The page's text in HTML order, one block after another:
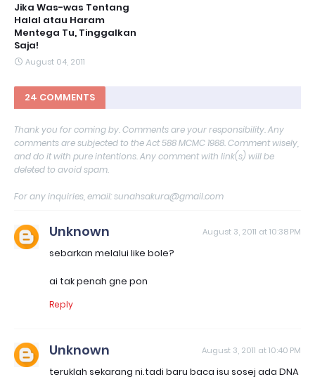
Jika Was-was Tentang
Halal atau Haram
Mentega Tu, Tinggalkan
Saja!
August 04, 2011
24 COMMENTS
Thank you for coming by. Comments are your responsibility. Any
comments are subjected to the Act 588 MCMC 1988. Comment wisely,
and do it with pure intentions. Any comment with link(s) will be
deleted to avoid spam.
For any inquiries, email: sunahsakura@gmail.com
Unknown August 3, 2011 at 10:38 PM
sebarkan melalui like bole?
ai tak penah gne pon
Reply
Unknown August 3, 2011 at 10:40 PM
teruklah sekarang ni.tadi baru baca isu sosej ada DNA